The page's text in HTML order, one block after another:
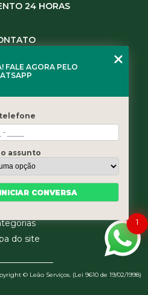
24 HORAS
3461-5871
Home
somos
Serviços
Blog
do site
© Leão Serviços. (Lei 9610 de 19/02/1998)
1
FALE AGORA PELO
assunto
INICIAR CONVERSA